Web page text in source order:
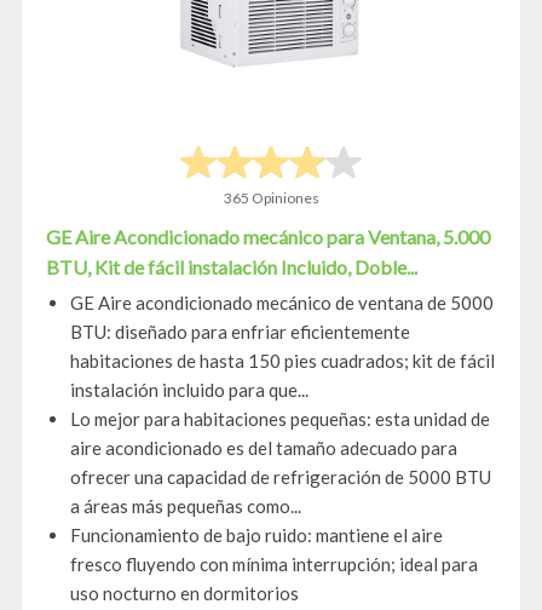
365 Opiniones
GE Aire Acondicionado mecánico para Ventana, 5.000
BTU, Kit de fácil instalación Incluido, Doble...
GE Aire acondicionado mecánico de ventana de 5000
BTU: diseñado para enfriar eficientemente
habitaciones de hasta 150 pies cuadrados; kit de fácil
instalación incluido para que...
Lo mejor para habitaciones pequeñas: esta unidad de
aire acondicionado es del tamaño adecuado para
ofrecer una capacidad de refrigeración de 5000 BTU
a áreas más pequeñas como...
Funcionamiento de bajo ruido: mantiene el aire
fresco fluyendo con mínima interrupción; ideal para
uso nocturno en dormitorios